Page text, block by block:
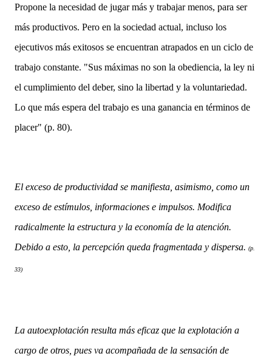
Propone la necesidad de jugar más y trabajar menos, para ser
más productivos. Pero en la sociedad actual, incluso los
ejecutivos más exitosos se encuentran atrapados en un ciclo de
trabajo constante. "Sus máximas no son la obediencia, la ley ni
el cumplimiento del deber, sino la libertad y la voluntariedad.
Lo que más espera del trabajo es una ganancia en términos de
placer" (p. 80).
El exceso de productividad se manifiesta, asimismo, como un
exceso de estímulos, informaciones e impulsos. Modifica
radicalmente la estructura y la economía de la atención.
Debido a esto, la percepción queda fragmentada y dispersa. (p.
33)
La autoexplotación resulta más eficaz que la explotación a
cargo de otros, pues va acompañada de la sensación de